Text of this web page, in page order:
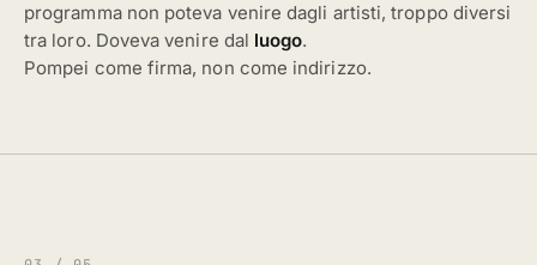
programma non poteva venire dagli artisti, troppo diversi
tra loro. Doveva venire dal luogo.
Pompei come firma, non come indirizzo.